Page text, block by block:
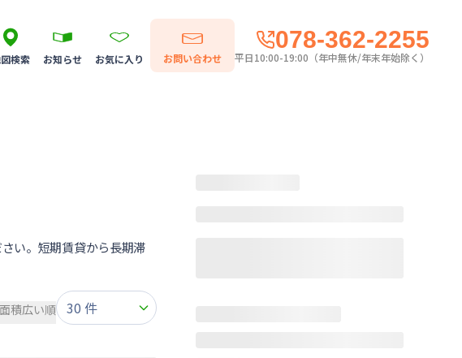
検索 お知らせ お気に入り お問い合わせ
078-362-2255
平日10:00-19:00（年中無休/年末年始除く）
い。短期賃貸から長期滞
積広い順